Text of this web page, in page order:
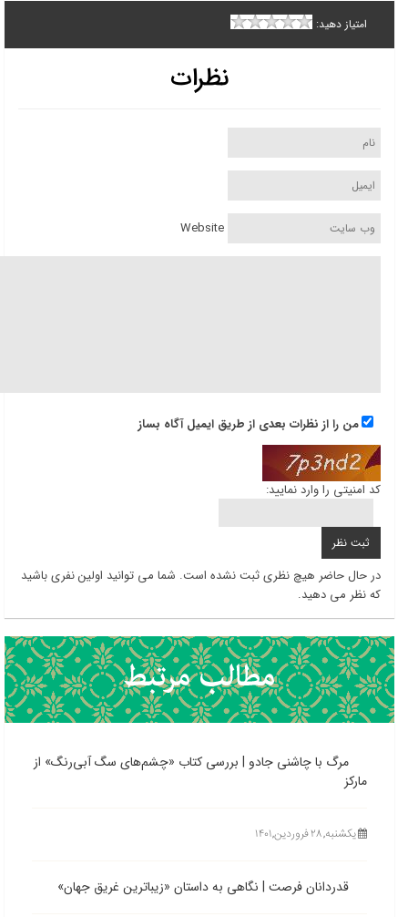
امتیاز دهید:
نظرات
Website
من را از نظرات بعدی از طریق ایمیل آگاه بساز
کد امنیتی را وارد نمایید:
در حال حاضر هیچ نظری ثبت نشده است. شما می توانید اولین نفری باشید
که نظر می دهید.
مرگ با چاشنی جادو | بررسی کتاب «چشم‌های سگ آبی‌رنگ» از
مارکز
یکشنبه, ۲۸ فروردین,۱۴۰۱
قدردانان فرصت | نگاهی به داستان «زیباترین غریق جهان»